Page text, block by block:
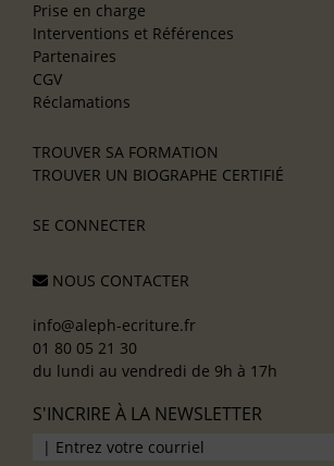
Prise en charge
Interventions et Références
Partenaires
CGV
Réclamations
TROUVER SA FORMATION
TROUVER UN BIOGRAPHE CERTIFIÉ
SE CONNECTER
NOUS CONTACTER
info@aleph-ecriture.fr
01 80 05 21 30
du lundi au vendredi de 9h à 17h
S'INCRIRE À LA NEWSLETTER